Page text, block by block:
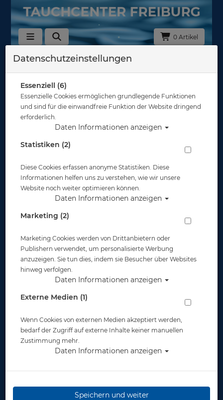
0 Artikel
Zurück
Datenschutzeinstellungen
Essenziell (6)
Essenzielle Cookies ermöglichen grundlegende Funktionen
und sind für die einwandfreie Funktion der Website dringend
erforderlich.
Daten Informationen anzeigen
Statistiken (2)
Diese Cookies erfassen anonyme Statistiken. Diese
Informationen helfen uns zu verstehen, wie wir unsere
Website noch weiter optimieren können.
Daten Informationen anzeigen
Marketing (2)
Marketing Cookies werden von Drittanbietern oder
Publishern verwendet, um personalisierte Werbung
anzuzeigen. Sie tun dies, indem sie Besucher über Websites
hinweg verfolgen.
Daten Informationen anzeigen
Externe Medien (1)
Wenn Cookies von externen Medien akzeptiert werden,
bedarf der Zugriff auf externe Inhalte keiner manuellen
Zustimmung mehr.
Daten Informationen anzeigen
Speichern und weiter